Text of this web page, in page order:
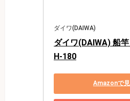
ダイワ(DAIWA)
ダイワ(DAIWA) 船
H-180
Amazonで